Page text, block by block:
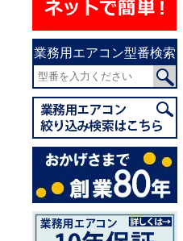
業務用エアコン型番検索